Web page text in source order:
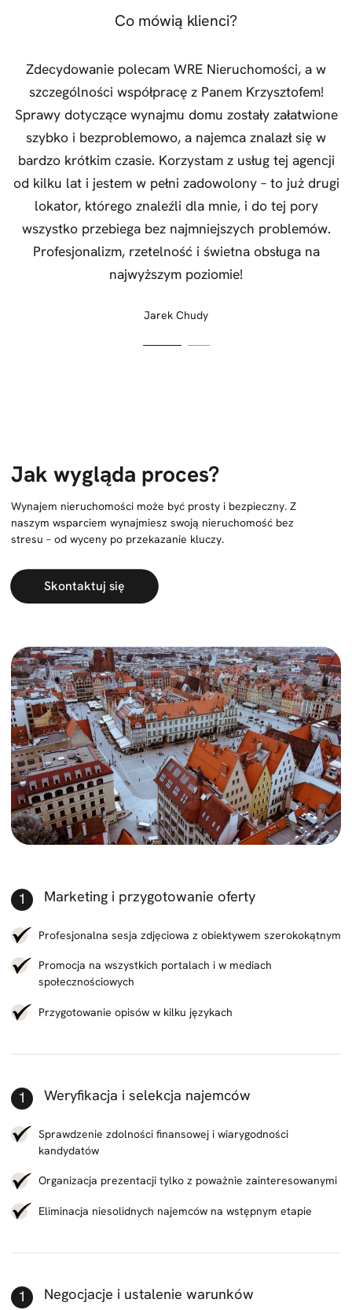
Co mówią klienci?
Zdecydowanie polecam WRE Nieruchomości, a w
szczególności współpracę z Panem Krzysztofem!
Sprawy dotyczące wynajmu domu zostały załatwione
szybko i bezproblemowo, a najemca znalazł się w
bardzo krótkim czasie. Korzystam z usług tej agencji
od kilku lat i jestem w pełni zadowolony – to już drugi
lokator, którego znaleźli dla mnie, i do tej pory
wszystko przebiega bez najmniejszych problemów.
Profesjonalizm, rzetelność i świetna obsługa na
najwyższym poziomie!
Jarek Chudy
Jak wygląda proces?
Wynajem nieruchomości może być prosty i bezpieczny. Z
naszym wsparciem wynajmiesz swoją nieruchomość bez
stresu – od wyceny po przekazanie kluczy.
Skontaktuj się
Marketing i przygotowanie oferty
Profesjonalna sesja zdjęciowa z obiektywem szerokokątnym
Promocja na wszystkich portalach i w mediach
społecznościowych
Przygotowanie opisów w kilku językach
Weryfikacja i selekcja najemców
Sprawdzenie zdolności finansowej i wiarygodności
kandydatów
Organizacja prezentacji tylko z poważnie zainteresowanymi
Eliminacja niesolidnych najemców na wstępnym etapie
Negocjacje i ustalenie warunków